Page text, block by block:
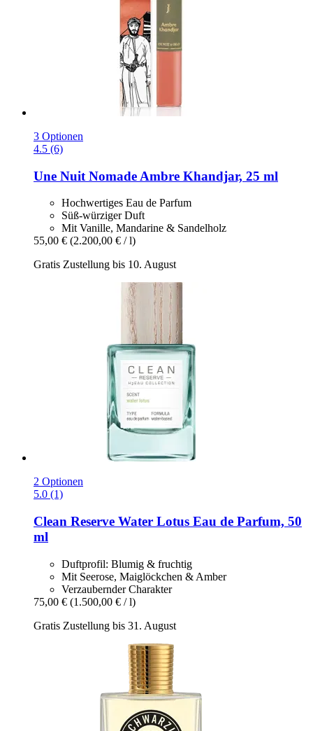
3 Optionen
4.5 (6)
Une Nuit Nomade Ambre Khandjar, 25 ml
Hochwertiges Eau de Parfum
Süß-würziger Duft
Mit Vanille, Mandarine & Sandelholz
55,00 € (2.200,00 € / l)
Gratis Zustellung bis 10. August
2 Optionen
5.0 (1)
Clean Reserve Water Lotus Eau de Parfum, 50
ml
Duftprofil: Blumig & fruchtig
Mit Seerose, Maiglöckchen & Amber
Verzaubernder Charakter
75,00 € (1.500,00 € / l)
Gratis Zustellung bis 31. August